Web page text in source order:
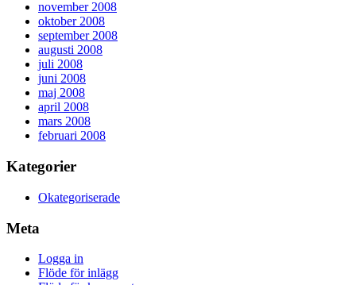
november 2008
oktober 2008
september 2008
augusti 2008
juli 2008
juni 2008
maj 2008
april 2008
mars 2008
februari 2008
Kategorier
Okategoriserade
Meta
Logga in
Flöde för inlägg